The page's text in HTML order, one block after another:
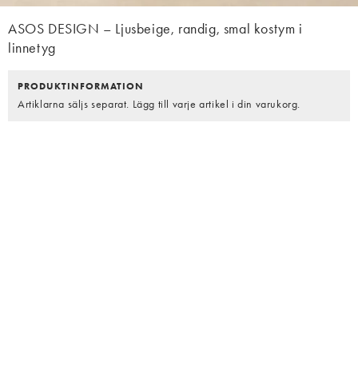
ASOS DESIGN – Ljusbeige, randig, smal kostym i
linnetyg
PRODUKTINFORMATION
Artiklarna säljs separat. Lägg till varje artikel i din varukorg.